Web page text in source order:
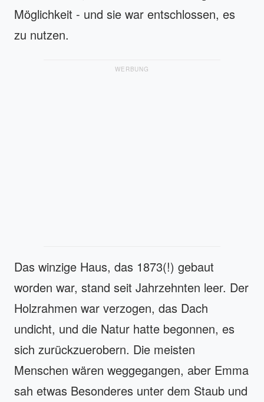
Möglichkeit - und sie war entschlossen, es
zu nutzen.
WERBUNG
Das winzige Haus, das 1873(!) gebaut
worden war, stand seit Jahrzehnten leer. Der
Holzrahmen war verzogen, das Dach
undicht, und die Natur hatte begonnen, es
sich zurückzuerobern. Die meisten
Menschen wären weggegangen, aber Emma
sah etwas Besonderes unter dem Staub und